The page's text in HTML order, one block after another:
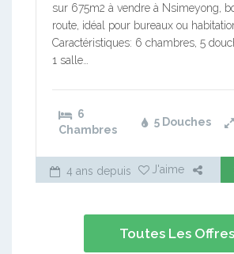
sur 675m2 à vendre à Nsimeyong,
route, idéal pour bureaux ou
Caractéristiques: 6 chambres, 5
1 salle…
6
Chambres
5 Douches
4 ans depuis J'aime
Toutes Les Offres